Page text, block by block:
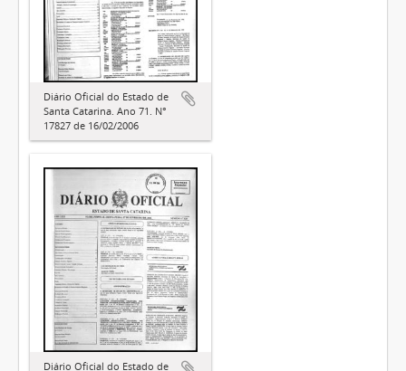
Diário Oficial do Estado de
Santa Catarina. Ano 71. N°
17827 de 16/02/2006
Diário Oficial do Estado de